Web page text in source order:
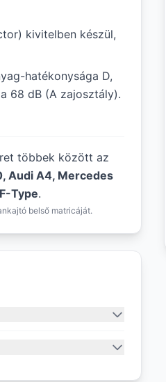
kivitelben készül,
hatékonysága D,
68 dB (A zajosztály).
többek között az
Audi A4, Mercedes
Type.
belső matricáját.